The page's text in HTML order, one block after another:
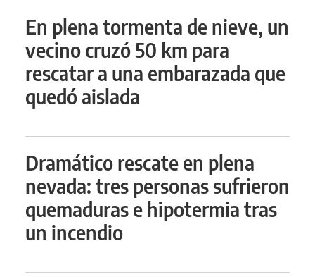
En plena tormenta de nieve, un
vecino cruzó 50 km para
rescatar a una embarazada que
quedó aislada
Dramático rescate en plena
nevada: tres personas sufrieron
quemaduras e hipotermia tras
un incendio